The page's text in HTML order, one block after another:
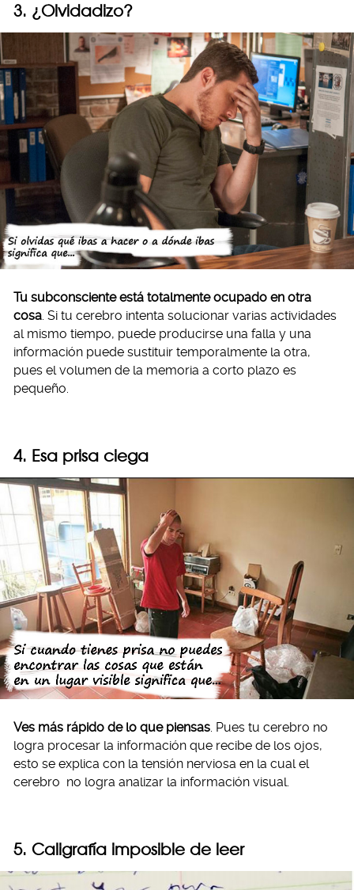
3. ¿Olvidadizo?
Tu subconsciente está totalmente ocupado en otra
cosa. Si tu cerebro intenta solucionar varias actividades
al mismo tiempo, puede producirse una falla y una
información puede sustituir temporalmente la otra,
pues el volumen de la memoria a corto plazo es
pequeño.
4. Esa prisa ciega
Ves más rápido de lo que piensas . Pues tu cerebro no
logra procesar la información que recibe de los ojos,
esto se explica con la tensión nerviosa en la cual el
cerebro no logra analizar la información visual.
5. Caligrafía imposible de leer